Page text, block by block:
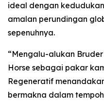
ideal dengan
amalan perundingan
sepenuhnya.
“Mengalu-alukan
Horse sebagai pakar
Regeneratif
bermakna dalam